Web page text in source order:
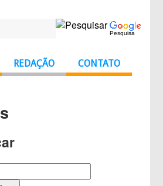
Pesquisa
REDAÇÃO CONTATO